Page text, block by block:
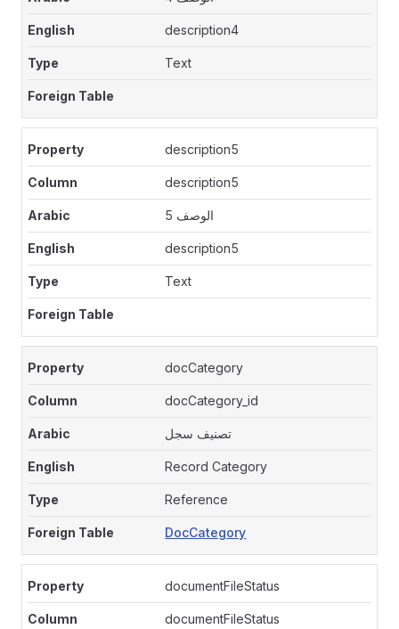
description4
Text
description5
description5
الوصف 5
description5
Text
docCategory
docCategory_id
تصنيف سجل
Record Category
Reference
DocCategory
documentFileStatus
documentFileStatus